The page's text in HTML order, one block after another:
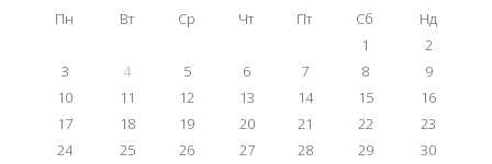
Пн
Вт Ср Чт Пт Сб
Нд
1
2
3
4 5 6 7 8
9
10
11 12 13 14 15
16
17
18 19 20 21 22
23
24
25 26 27 28 29
30